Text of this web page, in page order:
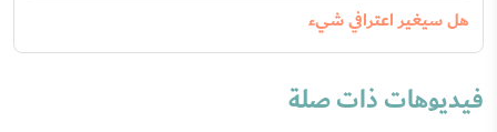
هل سيغير اعترافي شيء
فيديوهات ذات صلة